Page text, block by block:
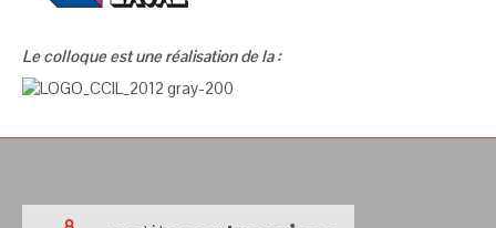
Le colloque est une réalisation de la :